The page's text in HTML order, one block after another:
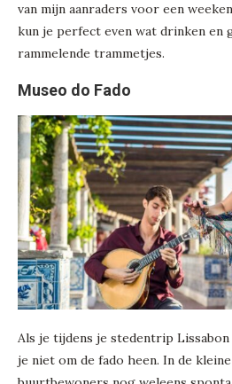
van mijn aanraders voor een
kun je perfect even wat drinken en
rammelende trammetjes.
Museo do Fado
Als je tijdens je stedentrip
je niet om de fado heen. In de